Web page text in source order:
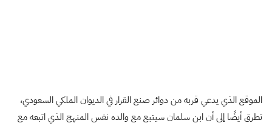
الموقع الذي يدعي قربه من دوائر صنع القرار في الديوان الملكي السعودي،
تطرق أيضًا إلى أن ابن سلمان سيتبع مع والده نفس المنهج الذي اتبعه مع